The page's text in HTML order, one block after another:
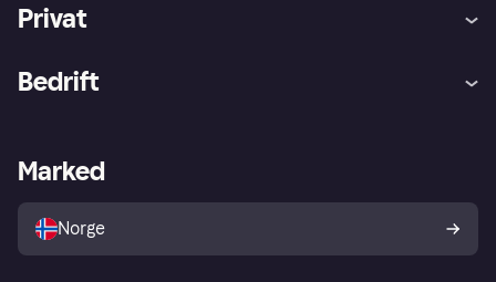
Privat
Utforsk butikker
Bedrift
Merchant portal
Marked
Norge